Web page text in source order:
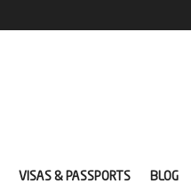
VISAS & PASSPORTS BLOG